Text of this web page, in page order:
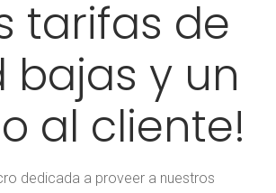
tarifas de
y un
al cliente!
dedicada a proveer a nuestros